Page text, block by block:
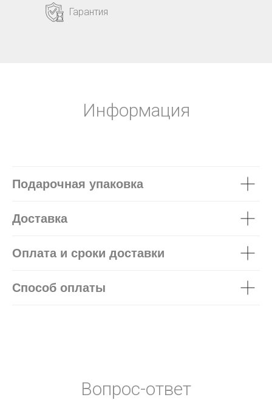
Гарантия
Информация
Подарочная упаковка
Доставка
Оплата и сроки доставки
Способ оплаты
Вопрос-ответ